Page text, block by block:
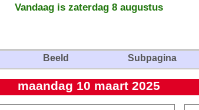
Vandaag is zaterdag 8 augustus
Beeld Subpagina
maandag 10 maart 2025